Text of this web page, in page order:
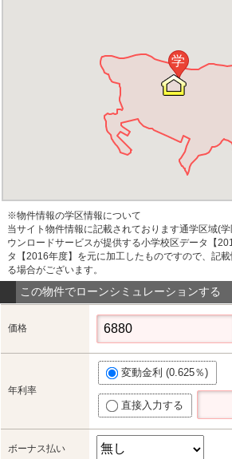
学
※物件情報の学区情報について
当サイト物件情報に記載されております通学区域(
ウンロードサービスが提供する小学校区データ【
タ【2016年度】を元に加工したものですので、記
る場合がございます。
この物件でローンシミュレーションする
価格
年利率
変動金利 (0.625％)
直接入力する
ボーナス払い